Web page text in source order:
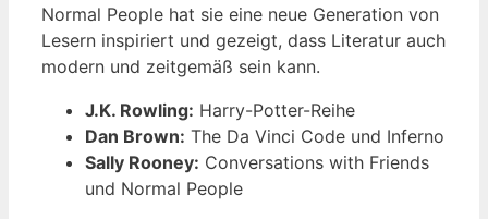
Normal People hat sie eine neue Generation von
Lesern inspiriert und gezeigt, dass Literatur auch
modern und zeitgemäß sein kann.
J.K. Rowling: Harry-Potter-Reihe
Dan Brown: The Da Vinci Code und Inferno
Sally Rooney: Conversations with Friends
und Normal People